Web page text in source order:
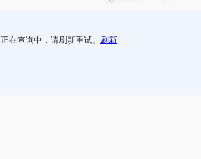
正在查询中，请刷新重试。 刷新